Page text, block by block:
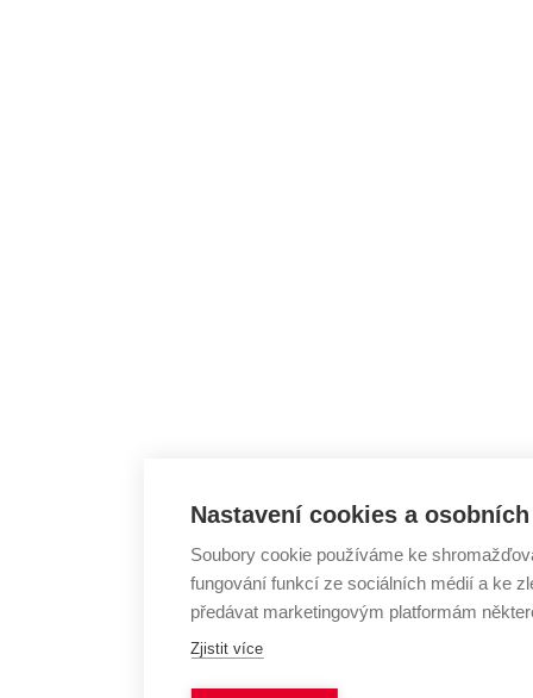
Nastavení cookies a
Soubory cookie používáme ke
fungování funkcí ze sociálních médií a ke
předávat marketingovým platformám
Zjistit více